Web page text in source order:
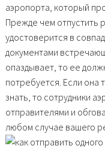
аэропорта, который
Прежде чем отпустить
удостоверится в
документами
опаздывает, то ее
потребуется. Если она
знать, то сотрудники
отправителями и
любом случае вашего